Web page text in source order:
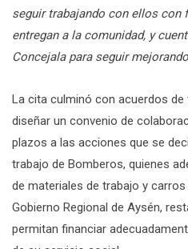
seguir trabajando con ellos con
entregan a la comunidad, y
Concejala para seguir
La cita culminó con acuerdos de
diseñar un convenio de
plazos a las acciones que se
trabajo de Bomberos, quienes
de materiales de trabajo y
Gobierno Regional de Aysén,
permitan financiar